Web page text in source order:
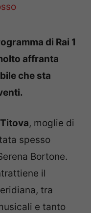
di Rai 1
affranta
che sta
, moglie di
spesso
Bortone.
il
tra
e tanto